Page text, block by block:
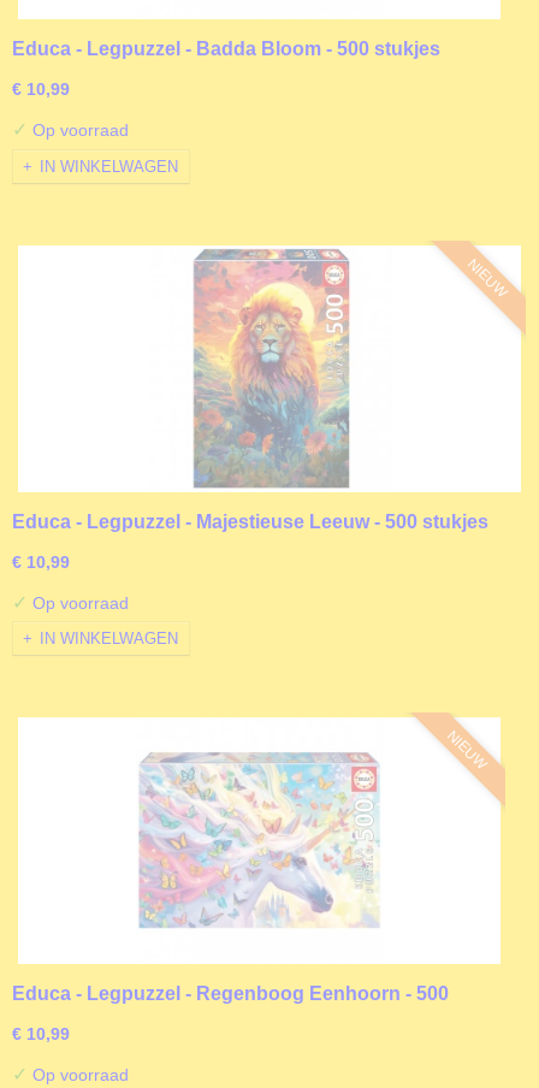
Educa - Legpuzzel - Badda Bloom - 500 stukjes
€ 10,99
✓ Op voorraad
IN WINKELWAGEN
NIEUW
Educa - Legpuzzel - Majestieuse Leeuw - 500 stukjes
€ 10,99
✓ Op voorraad
IN WINKELWAGEN
NIEUW
Educa - Legpuzzel - Regenboog Eenhoorn - 500
€ 10,99
✓ Op voorraad